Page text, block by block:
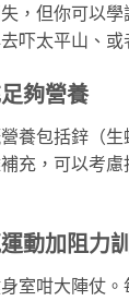
，但你可以
吓太平山、
夠營養
養包括鋅（
充，可以考
動加阻力
室咁大陣仗